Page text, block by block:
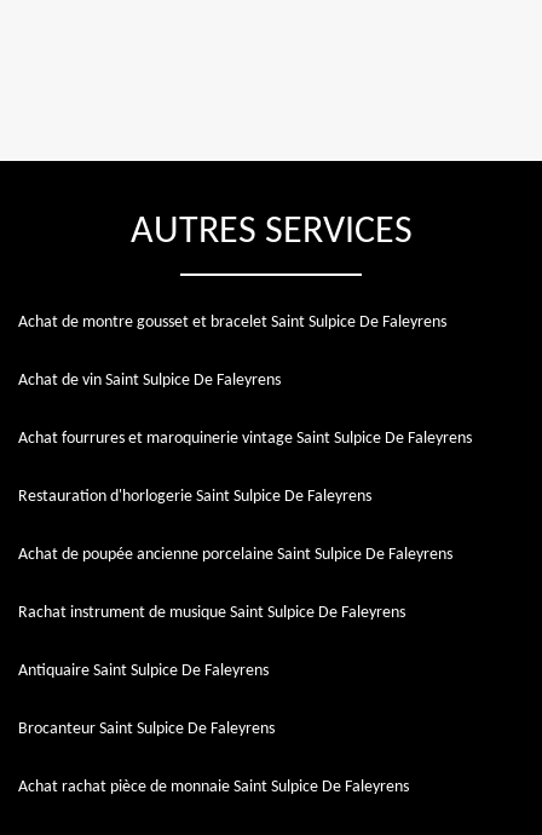
AUTRES SERVICES
Achat de montre gousset et bracelet Saint Sulpice De Faleyrens
Achat de vin Saint Sulpice De Faleyrens
Achat fourrures et maroquinerie vintage Saint Sulpice De Faleyrens
Restauration d'horlogerie Saint Sulpice De Faleyrens
Achat de poupée ancienne porcelaine Saint Sulpice De Faleyrens
Rachat instrument de musique Saint Sulpice De Faleyrens
Antiquaire Saint Sulpice De Faleyrens
Brocanteur Saint Sulpice De Faleyrens
Achat rachat pièce de monnaie Saint Sulpice De Faleyrens